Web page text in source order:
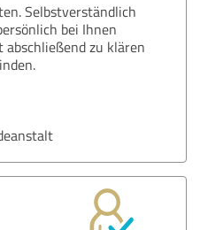
Selbstverständlich
bei Ihnen
abschließend zu klären